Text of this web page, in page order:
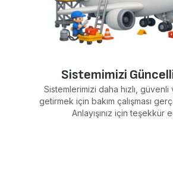
Sistemimizi
Sistemlerimizi daha hızlı,
getirmek için bakım çalışması
Anlayışınız için teşekkür